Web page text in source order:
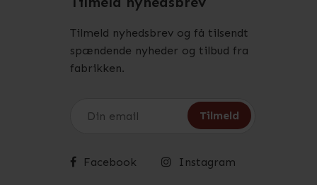
Tilmeld nyhedsbrev og få tilsendt
spændende nyheder og tilbud fra
fabrikken.
Facebook Instagram